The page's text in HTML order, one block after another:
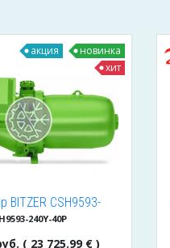
акция
новинка
хит
BITZER CSH9593-
240Y-40P
( 23 725.99 € )